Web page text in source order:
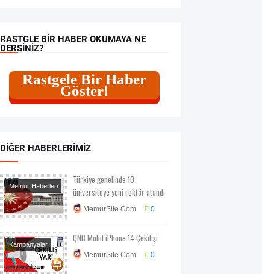
RASTGLE BIR HABER OKUMAYA NE
DERSINIZ?
Rastgele Bir Haber
Göster!
DIĞER HABERLERIMIZ
Memur Haberleri
Türkiye genelinde 10
üniversiteye yeni rektör atandı
MemurSite.Com 0
Kampanyalar
Çekiliş Sonuçları
QNB Mobil iPhone 14 Çekilişi
MemurSite.Com 0